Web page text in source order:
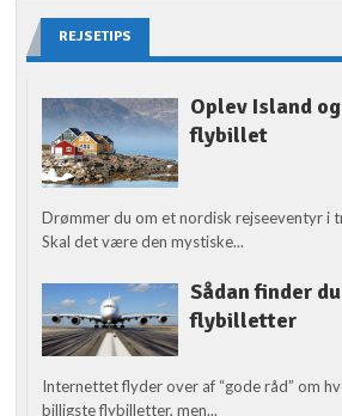
REJSETIPS
Oplev Island
flybillet
Drømmer du om et nordisk rejseeventyr i
Skal det være den mystiske...
Sådan finder
flybilletter
Internettet flyder over af “gode råd” om
billigste flybilletter, men...